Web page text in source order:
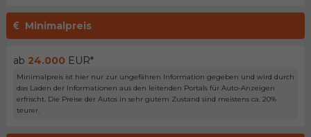
Minimalpreis
ab 24.000 EUR*
Minimalpreis ist hier nur zur ungefähren Information gegeben und wird durch
das Laden der Informationen aus den leitenden Portals für Auto-Anzeigen
erfrischt. Die Preise der Autos in sehr gutem Zustand sind meistens ca. 20%
teurer.